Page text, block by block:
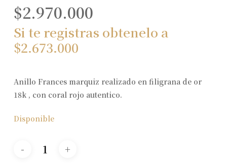
$2.970.000
Si te registras obtenelo a
$2.673.000
Anillo Frances marquiz realizado en filigrana de or
18k , con coral rojo autentico.
Disponible